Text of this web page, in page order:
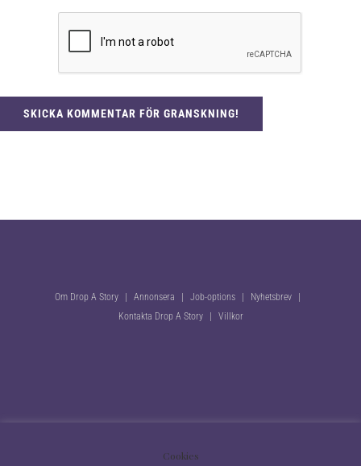
Om Drop A Story Annonsera Job-options
Nyhetsbrev
Kontakta Drop A Story
Villkor
Cookies